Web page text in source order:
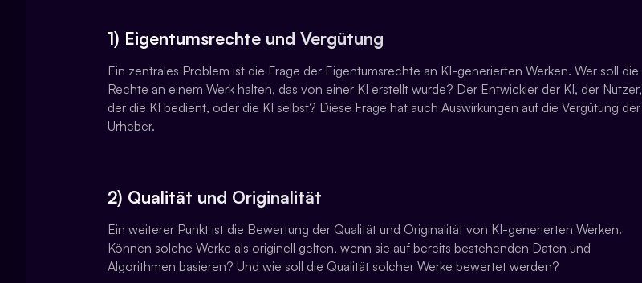
1) Eigentumsrechte und Vergütung
Ein zentrales Problem ist die Frage der Eigentumsrechte an KI-generierten Werken. Wer soll die
Rechte an einem Werk halten, das von einer KI erstellt wurde? Der Entwickler der KI, der Nutzer,
der die KI bedient, oder die KI selbst? Diese Frage hat auch Auswirkungen auf die Vergütung der
Urheber.
2) Qualität und Originalität
Ein weiterer Punkt ist die Bewertung der Qualität und Originalität von KI-generierten Werken.
Können solche Werke als originell gelten, wenn sie auf bereits bestehenden Daten und
Algorithmen basieren? Und wie soll die Qualität solcher Werke bewertet werden?